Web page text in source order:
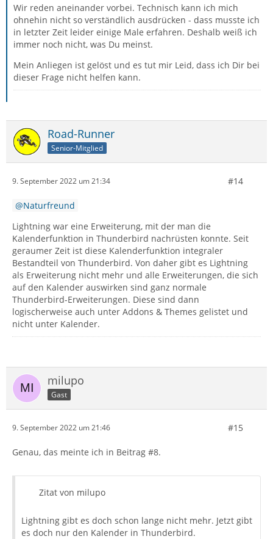
Wir reden aneinander vorbei. Technisch kann ich mich
ohnehin nicht so verständlich ausdrücken - dass musste ich
in letzter Zeit leider einige Male erfahren. Deshalb weiß ich
immer noch nicht, was Du meinst.
Mein Anliegen ist gelöst und es tut mir Leid, dass ich Dir bei
dieser Frage nicht helfen kann.
Road-Runner
Senior-Mitglied
9. September 2022 um 21:34 #14
Naturfreund
Lightning war eine Erweiterung, mit der man die
Kalenderfunktion in Thunderbird nachrüsten konnte. Seit
geraumer Zeit ist diese Kalenderfunktion integraler
Bestandteil von Thunderbird. Von daher gibt es Lightning
als Erweiterung nicht mehr und alle Erweiterungen, die sich
auf den Kalender auswirken sind ganz normale
Thunderbird-Erweiterungen. Diese sind dann
logischerweise auch unter Addons & Themes gelistet und
nicht unter Kalender.
milupo
Gast
9. September 2022 um 21:46 #15
Genau, das meinte ich in Beitrag #8.
Zitat von milupo
Lightning gibt es doch schon lange nicht mehr. Jetzt gibt
es doch nur den Kalender in Thunderbird.